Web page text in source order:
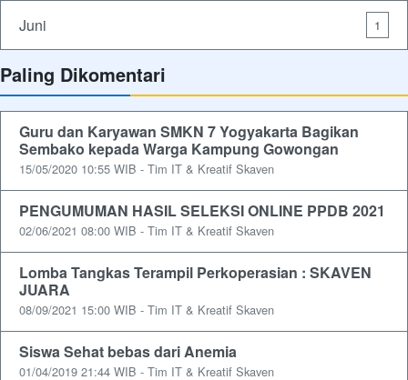
Juni 1
Paling Dikomentari
Guru dan Karyawan SMKN 7 Yogyakarta Bagikan
Sembako kepada Warga Kampung Gowongan
15/05/2020 10:55 WIB - Tim IT & Kreatif Skaven
PENGUMUMAN HASIL SELEKSI ONLINE PPDB 2021
02/06/2021 08:00 WIB - Tim IT & Kreatif Skaven
Lomba Tangkas Terampil Perkoperasian : SKAVEN
JUARA
08/09/2021 15:00 WIB - Tim IT & Kreatif Skaven
Siswa Sehat bebas dari Anemia
01/04/2019 21:44 WIB - Tim IT & Kreatif Skaven